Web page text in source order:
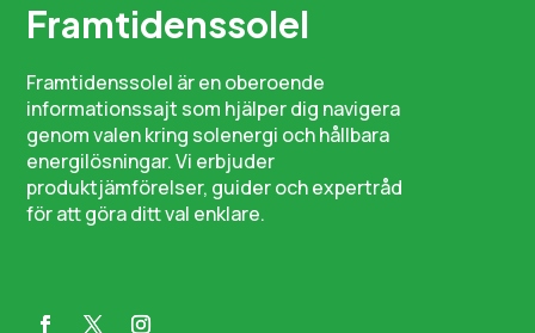
Framtidenssolel
Framtidenssolel är en oberoende
informationssajt som hjälper dig navigera
genom valen kring solenergi och hållbara
energilösningar. Vi erbjuder
produktjämförelser, guider och expertråd
för att göra ditt val enklare.